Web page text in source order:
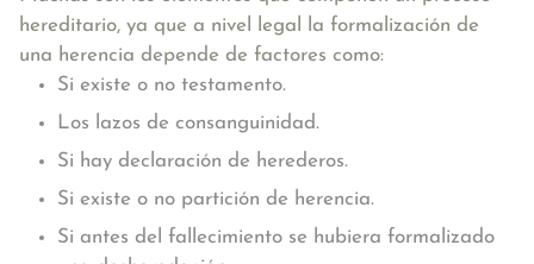
hereditario, ya que a nivel legal la formalización de
una herencia depende de factores como:
Si existe o no testamento.
Los lazos de consanguinidad.
Si hay declaración de herederos.
Si existe o no partición de herencia.
Si antes del fallecimiento se hubiera formalizado